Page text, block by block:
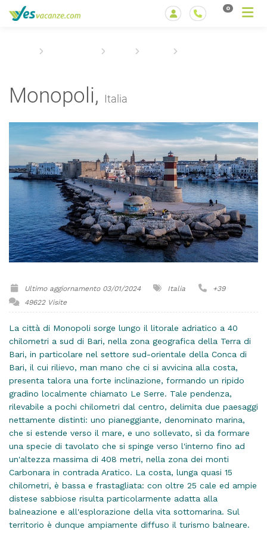
0
Monopoli, Italia
Ultimo aggiornamento 03/01/2024 Italia
+39
49622 Visite
La città di Monopoli sorge lungo il litorale adriatico a 40
chilometri a sud di Bari, nella zona geografica della Terra di
Bari, in particolare nel settore sud-orientale della Conca di
Bari, il cui rilievo, man mano che ci si avvicina alla costa,
presenta talora una forte inclinazione, formando un ripido
gradino localmente chiamato Le Serre. Tale pendenza,
rilevabile a pochi chilometri dal centro, delimita due paesaggi
nettamente distinti: uno pianeggiante, denominato marina,
che si estende verso il mare, e uno sollevato, sì da formare
una specie di tavolato che si spinge verso l'interno fino ad
un'altezza massima di 408 metri, nella zona dei monti
Carbonara in contrada Aratico. La costa, lunga quasi 15
chilometri, è bassa e frastagliata: con oltre 25 cale ed ampie
distese sabbiose risulta particolarmente adatta alla
balneazione e all'esplorazione della vita sottomarina. Sul
territorio è dunque ampiamente diffuso il turismo balneare.